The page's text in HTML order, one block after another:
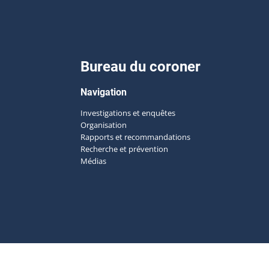
Bureau du coroner
Navigation
Investigations et enquêtes
Organisation
Rapports et recommandations
Recherche et prévention
Médias